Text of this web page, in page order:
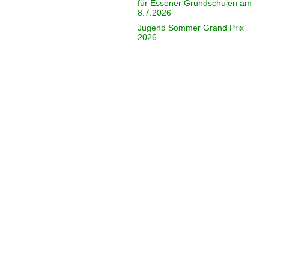
für Essener Grundschulen am
8.7.2026
Jugend Sommer Grand Prix
2026